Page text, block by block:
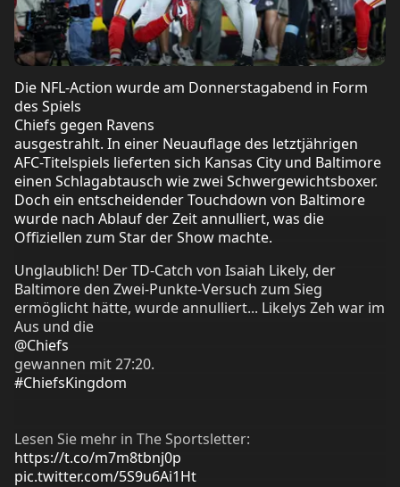
Die NFL-Action wurde am Donnerstagabend in Form
des Spiels
Chiefs gegen Ravens
ausgestrahlt. In einer Neuauflage des letztjährigen
AFC-Titelspiels lieferten sich Kansas City und Baltimore
einen Schlagabtausch wie zwei Schwergewichtsboxer.
Doch ein entscheidender Touchdown von Baltimore
wurde nach Ablauf der Zeit annulliert, was die
Offiziellen zum Star der Show machte.
Unglaublich! Der TD-Catch von Isaiah Likely, der
Baltimore den Zwei-Punkte-Versuch zum Sieg
ermöglicht hätte, wurde annulliert... Likelys Zeh war im
Aus und die
@Chiefs
gewannen mit 27:20.
#ChiefsKingdom
Lesen Sie mehr in The Sportsletter:
https://t.co/m7m8tbnj0p
pic.twitter.com/5S9u6Ai1Ht